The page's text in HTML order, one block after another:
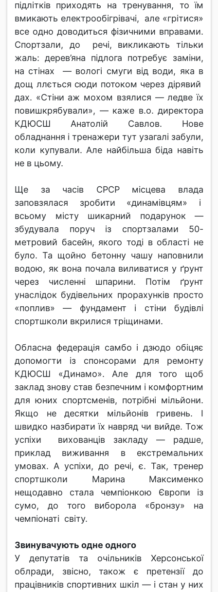
підлітків приходять на тренування, то їм
вмикають електрообігрівачі, але «грітися»
все одно доводиться фізичними вправами.
Спортзали, до речі, викликають тільки
жаль: дерев’яна підлога потребує заміни,
на стінах — вологі смуги від води, яка в
дощ ллється сюди потоком через дірявий
дах. «Стіни аж мохом взялися — ледве їх
повишкрябували», — каже в.о. директора
КДЮСШ Анатолій Савлов. Нове
обладнання і тренажери тут узагалі забули,
коли купували. Але найбільша біда навіть
не в цьому.
Ще за часів СРСР місцева влада
заповзялася зробити «динамівцям» і
всьому місту шикарний подарунок —
збудувала поруч із спортзалами 50-
метровий басейн, якого тоді в області не
було. Та щойно бетонну чашу наповнили
водою, як вона почала виливатися у ґрунт
через численні шпарини. Потім ґрунт
унаслідок будівельних прорахунків просто
«поплив» — фундамент і стіни будівлі
спортшколи вкрилися тріщинами.
Обласна федерація самбо і дзюдо обіцяє
допомогти із спонсорами для ремонту
КДЮСШ «Динамо». Але для того щоб
заклад знову став безпечним і комфортним
для юних спортсменів, потрібні мільйони.
Якщо не десятки мільйонів гривень. І
швидко назбирати їх навряд чи вийде. Тож
успіхи вихованців закладу — радше,
приклад виживання в екстремальних
умовах. А успіхи, до речі, є. Так, тренер
спортшколи Марина Максименко
нещодавно стала чемпіонкою Європи із
сумо, до того виборола «бронзу» на
чемпіонаті світу.
Звинувачують одне одного
У депутатів та очільників Херсонської
облради, звісно, також є претензії до
працівників спортивних шкіл — і стан у них